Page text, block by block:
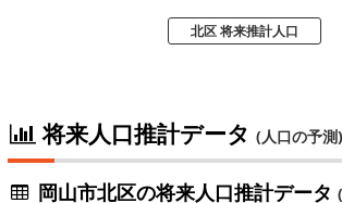
北区 将来推計人口
将来人口推計データ (人口の予測)
岡山市北区の将来人口推計データ